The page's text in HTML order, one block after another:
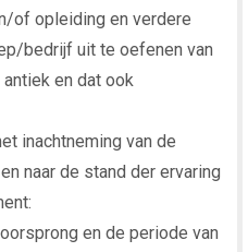
of opleiding en verdere
bedrijf uit te oefenen van
en dat ook
inachtneming van de
naar de stand der ervaring
en de periode van